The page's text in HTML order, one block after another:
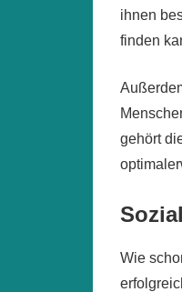
ihnen
finden
gehört
Wie